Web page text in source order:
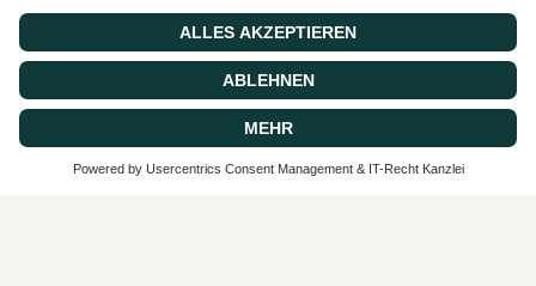
© 2026 CASA 43 Concept, Powered by shopify